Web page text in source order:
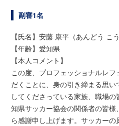
副審1名
【氏名】安藤 康平（あんどう こう
【年齢】愛知県
【本人コメント】
この度、プロフェッショナルレ
だくことに、身の引き締まる思
してくださっている家族、職場
知県サッカー協会の関係者の皆
ら感謝申し上げます。サッカー